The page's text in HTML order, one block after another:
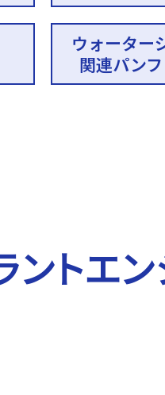
ウォーター
関連パン
ントエ